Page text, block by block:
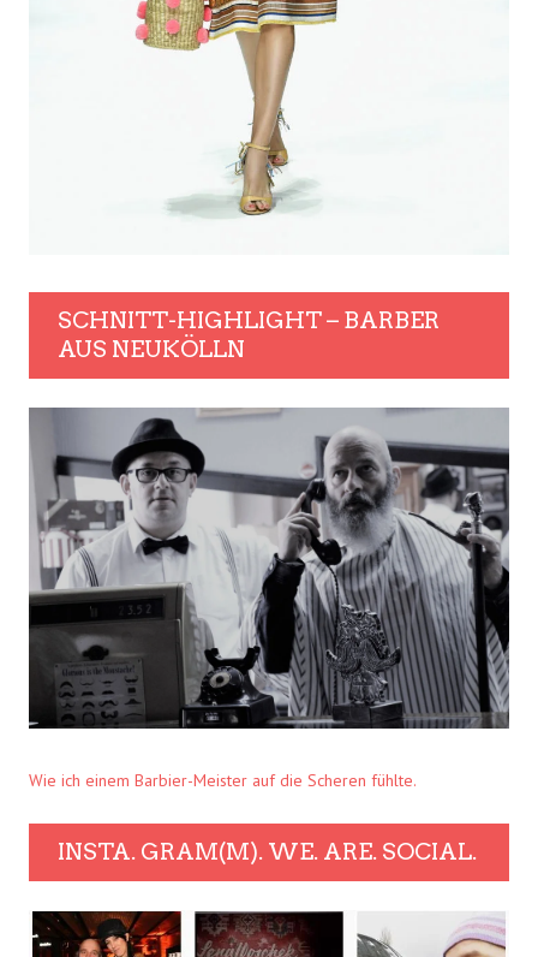
SCHNITT-HIGHLIGHT – BARBER
AUS NEUKÖLLN
Wie ich einem Barbier-Meister auf die Scheren fühlte.
INSTA. GRAM(M). WE. ARE. SOCIAL.